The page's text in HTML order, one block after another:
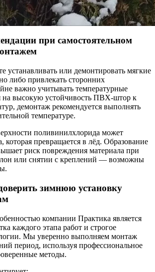
при самостоятельном
устанавливать или демонтировать мягкие
либо привлекать сторонних
важно учитывать температурные
на высокую устойчивость ПВХ-штор к
демонтаж рекомендуется выполнять
температуре.
поливинилхлорида может
которая превращается в лёд. Образование
риск повреждения материала при
или снятии с креплений — возможны
зимнюю установку
компании Практика является
каждого этапа работ и строгое
Мы уверенно выполняем монтаж
период, используя профессиональное
методы.